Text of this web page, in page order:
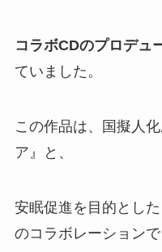
コラボCDのプロデュ
ていました。
この作品は、国擬人
ア』と、
安眠促進を目的とし
のコラボレーションで